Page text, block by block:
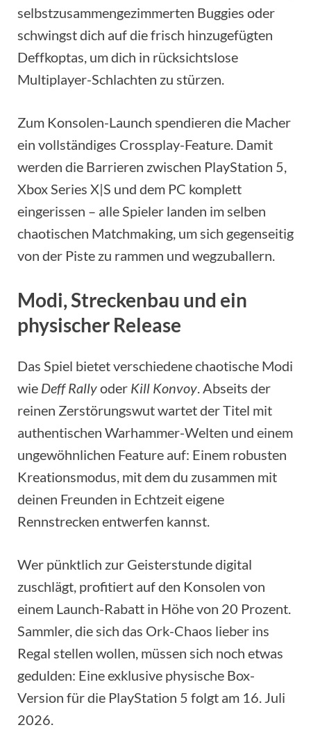
selbstzusammengezimmerten Buggies oder
schwingst dich auf die frisch hinzugefügten
Deffkoptas, um dich in rücksichtslose
Multiplayer-Schlachten zu stürzen.
Zum Konsolen-Launch spendieren die Macher
ein vollständiges Crossplay-Feature. Damit
werden die Barrieren zwischen PlayStation 5,
Xbox Series X|S und dem PC komplett
eingerissen – alle Spieler landen im selben
chaotischen Matchmaking, um sich gegenseitig
von der Piste zu rammen und wegzuballern.
Modi, Streckenbau und ein
physischer Release
Das Spiel bietet verschiedene chaotische Modi
wie Deff Rallyoder Kill Konvoy. Abseits der
reinen Zerstörungswut wartet der Titel mit
authentischen Warhammer-Welten und einem
ungewöhnlichen Feature auf: Einem robusten
Kreationsmodus, mit dem du zusammen mit
deinen Freunden in Echtzeit eigene
Rennstrecken entwerfen kannst.
Wer pünktlich zur Geisterstunde digital
zuschlägt, profitiert auf den Konsolen von
einem Launch-Rabatt in Höhe von 20 Prozent.
Sammler, die sich das Ork-Chaos lieber ins
Regal stellen wollen, müssen sich noch etwas
gedulden: Eine exklusive physische Box-
Version für die PlayStation 5 folgt am 16. Juli
2026.